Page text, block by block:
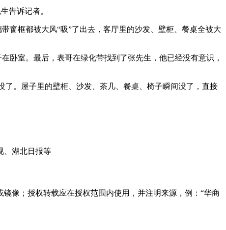
告诉记者。
窗框都被大风“吸”了出去，客厅里的沙发、壁柜、餐桌全被大
卧室。最后，表哥在绿化带找到了张先生，他已经没有意识，
。屋子里的壁柜、沙发、茶几、餐桌、椅子瞬间没了，直接
、湖北日报等
像；授权转载应在授权范围内使用，并注明来源，例：“华商